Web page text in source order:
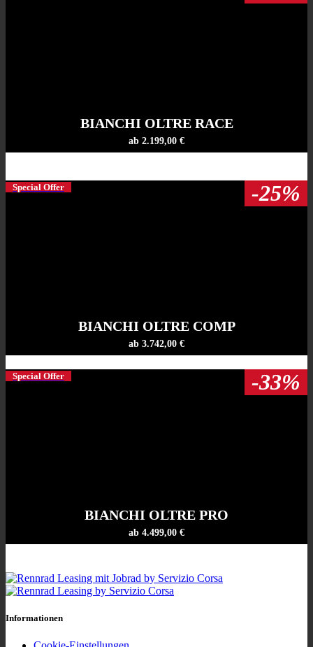
BIANCHI OLTRE RACE
ab 2.199,00 €
Special Offer -25%
BIANCHI OLTRE COMP
ab 3.742,00 €
Special Offer -33%
BIANCHI OLTRE PRO
ab 4.499,00 €
Informationen